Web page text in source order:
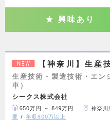
興味あり
NEW 【神奈川】生産
生産技術・製造技術・エン
車）
シークス株式会社
650万円 ～ 849万円 神奈川
要
年収600万以上